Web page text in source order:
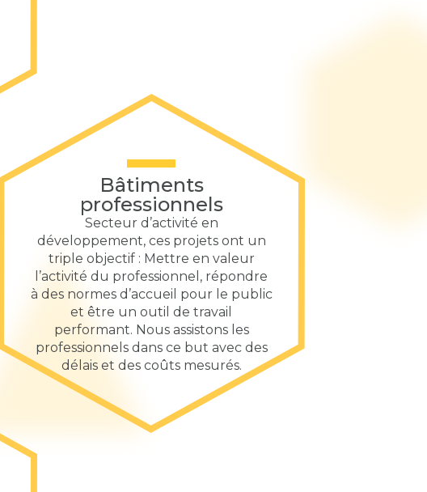
Bâtiments
professionnels
Secteur d’activité en
développement, ces projets ont un
triple objectif : Mettre en valeur
l’activité du professionnel, répondre
à des normes d’accueil pour le public
et être un outil de travail
performant. Nous assistons les
professionnels dans ce but avec des
délais et des coûts mesurés.